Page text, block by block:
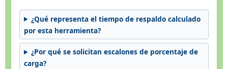
¿Qué representa el tiempo de respaldo calculado
por esta herramienta?
¿Por qué se solicitan escalones de porcentaje de
carga?